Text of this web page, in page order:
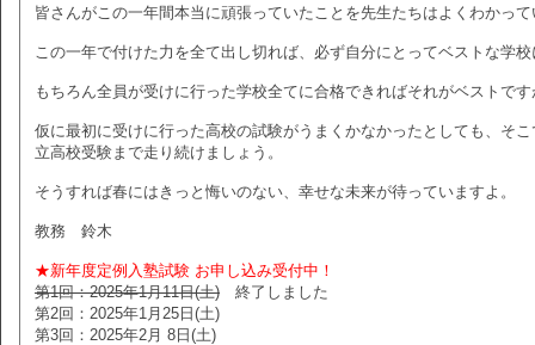
皆さんがこの一年間本当に頑張っていたことを先生たちはよくわかっ
この一年で付けた力を全て出し切れば、必ず自分にとってベストな学
もちろん全員が受けに行った学校全てに合格できればそれがベストで
仮に最初に受けに行った高校の試験がうまくかなかったとしても、そ
立高校受験まで走り続けましょう。
そうすれば春にはきっと悔いのない、幸せな未来が待っていますよ。
教務 鈴木
★新年度定例入塾試験 お申し込み受付中！
第1回：2025年1月11日(土) 終了しました
第2回：2025年1月25日(土)
第3回：2025年2月 8日(土)